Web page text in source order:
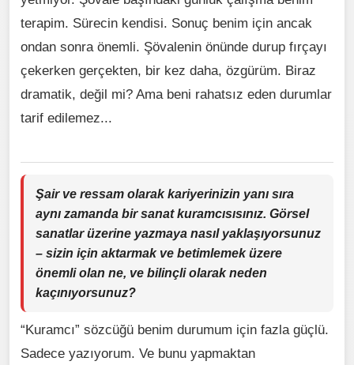
terapim. Sürecin kendisi. Sonuç benim için ancak
ondan sonra önemli. Şövalenin önünde durup fırçayı
çekerken gerçekten, bir kez daha, özgürüm. Biraz
dramatik, değil mi? Ama beni rahatsız eden durumlar
tarif edilemez...
Şair ve ressam olarak kariyerinizin yanı sıra
aynı zamanda bir sanat kuramcısısınız. Görsel
sanatlar üzerine yazmaya nasıl yaklaşıyorsunuz
– sizin için aktarmak ve betimlemek üzere
önemli olan ne, ve bilinçli olarak neden
kaçınıyorsunuz?
“Kuramcı” sözcüğü benim durumum için fazla güçlü.
Sadece yazıyorum. Ve bunu yapmaktan